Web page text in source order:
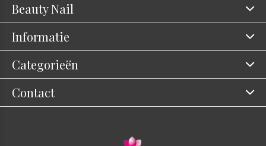
Beauty Nail
Informatie
Categorieën
Contact